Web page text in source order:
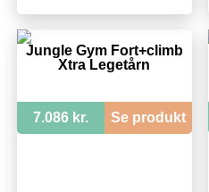
Jungle Gym Fort+climb
Xtra Legetårn
7.086 kr. Se produkt